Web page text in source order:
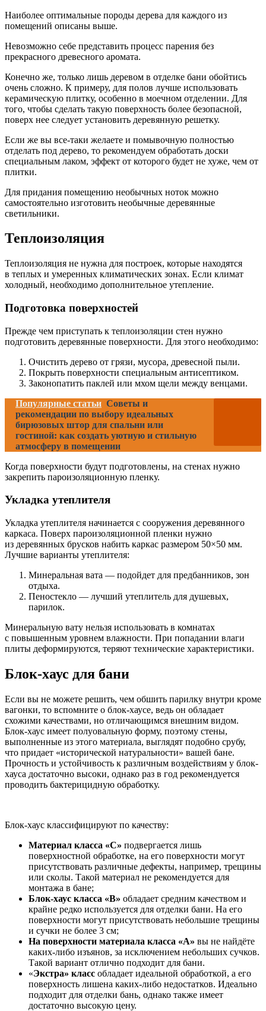
Наиболее оптимальные породы дерева для каждого из
помещений описаны выше.
Невозможно себе представить процесс парения без
прекрасного древесного аромата.
Конечно же, только лишь деревом в отделке бани обойтись
очень сложно. К примеру, для полов лучше использовать
керамическую плитку, особенно в моечном отделении. Для
того, чтобы сделать такую поверхность более безопасной,
поверх нее следует установить деревянную решетку.
Если же вы все-таки желаете и помывочную полностью
отделать под дерево, то рекомендуем обработать доски
специальным лаком, эффект от которого будет не хуже, чем от
плитки.
Для придания помещению необычных ноток можно
самостоятельно изготовить необычные деревянные
светильники.
Теплоизоляция
Теплоизоляция не нужна для построек, которые находятся
в теплых и умеренных климатических зонах. Если климат
холодный, необходимо дополнительное утепление.
Подготовка поверхностей
Прежде чем приступать к теплоизоляции стен нужно
подготовить деревянные поверхности. Для этого необходимо:
Очистить дерево от грязи, мусора, древесной пыли.
Покрыть поверхности специальным антисептиком.
Законопатить паклей или мхом щели между венцами.
Популярные статьи Советы и
рекомендации по выбору идеальных
бирюзовых штор для спальни или
гостиной: как создать уютную и стильную
атмосферу в помещении
Когда поверхности будут подготовлены, на стенах нужно
закрепить пароизоляционную пленку.
Укладка утеплителя
Укладка утеплителя начинается с сооружения деревянного
каркаса. Поверх пароизоляционной пленки нужно
из деревянных брусков набить каркас размером 50×50 мм.
Лучшие варианты утеплителя:
Минеральная вата — подойдет для предбанников, зон
отдыха.
Пеностекло — лучший утеплитель для душевых,
парилок.
Минеральную вату нельзя использовать в комнатах
с повышенным уровнем влажности. При попадании влаги
плиты деформируются, теряют технические характеристики.
Блок-хаус для бани
Если вы не можете решить, чем обшить парилку внутри кроме
вагонки, то вспомните о блок-хаусе, ведь он обладает
схожими качествами, но отличающимся внешним видом.
Блок-хаус имеет полуовальную форму, поэтому стены,
выполненные из этого материала, выглядят подобно срубу,
что придает «исторической натуральности» вашей бане.
Прочность и устойчивость к различным воздействиям у блок-
хауса достаточно высоки, однако раз в год рекомендуется
проводить бактерицидную обработку.
Блок-хаус классифицируют по качеству:
Материал класса «C» подвергается лишь
поверхностной обработке, на его поверхности могут
присутствовать различные дефекты, например, трещины
или сколы. Такой материал не рекомендуется для
монтажа в бане;
Блок-хаус класса «B» обладает средним качеством и
крайне редко используется для отделки бани. На его
поверхности могут присутствовать небольшие трещины
и сучки не более 3 см;
На поверхности материала класса «A» вы не найдёте
каких-либо изъянов, за исключением небольших сучков.
Такой вариант отлично подходит для бани.
«Экстра» класс обладает идеальной обработкой, а его
поверхность лишена каких-либо недостатков. Идеально
подходит для отделки бань, однако также имеет
достаточно высокую цену.